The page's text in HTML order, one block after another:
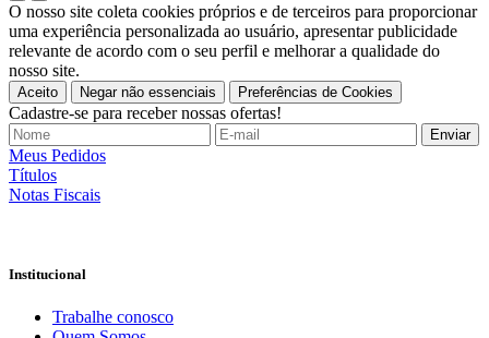
O nosso site coleta cookies próprios e de terceiros para proporcionar
uma experiência personalizada ao usuário, apresentar publicidade
relevante de acordo com o seu perfil e melhorar a qualidade do
nosso site.
Aceito Negar não essenciais Preferências de Cookies
Cadastre-se para receber nossas ofertas!
Meus Pedidos
Títulos
Notas Fiscais
Institucional
Trabalhe conosco